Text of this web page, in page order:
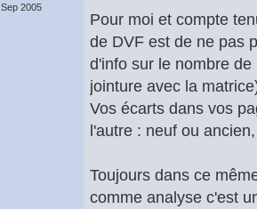
2005
Pour moi et compte
de DVF est de ne pas
d'info sur le nombre
jointure avec la
Vos écarts dans vos
l'autre : neuf ou
Toujours dans ce
comme analyse c'est